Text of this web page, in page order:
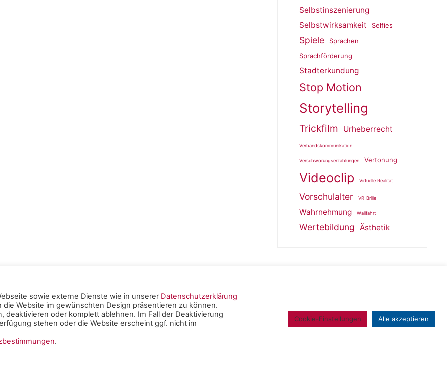
Selbstinszenierung
Selbstwirksamkeit
Selfies
Spiele
Sprachen
Sprachförderung
Stadterkundung
Stop Motion
Storytelling
Trickfilm Urheberrecht
Verbandskommunikation
Verschwörungserzählungen Vertonung
Videoclip Virtuelle Realität
Vorschulalter VR-Brille
Wahrnehmung Wallfahrt
Wertebildung Ästhetik
Powered byRoseta &WordPress.
Mainz -Impressum|
sowie externe Dienste wie in unserer Datenschutzerklärung
Website im gewünschten Design präsentieren zu können.
oder komplett ablehnen. Im Fall der Deaktivierung
stehen oder die Website erscheint ggf. nicht im
.
Cookie-Einstellungen Alle akzeptieren